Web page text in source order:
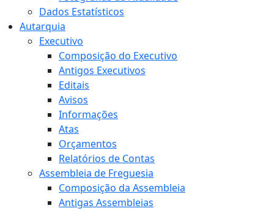
Dados Estatísticos
Autarquia
Executivo
Composição do Executivo
Antigos Executivos
Editais
Avisos
Informações
Atas
Orçamentos
Relatórios de Contas
Assembleia de Freguesia
Composição da Assembleia
Antigas Assembleias